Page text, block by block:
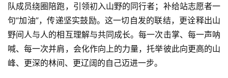
队成员绕圈陪跑，引领初入山野的同行者；补给站志愿者一
句“加油”，传递坚实鼓励。这一切自发的联结，更诠释出山
野间人与人的相互理解与共同成长。每一次击掌、每一声呐
喊、每一次并肩，会化作向上的力量，托举彼此向更高的山
峰、更深的林间、更辽阔的自己迈进一步。